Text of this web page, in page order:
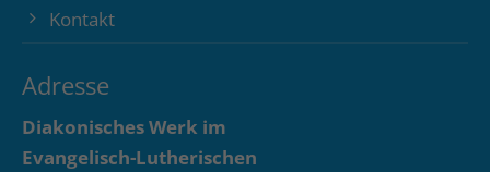
Kontakt
Adresse
Diakonisches Werk im
Evangelisch-Lutherischen